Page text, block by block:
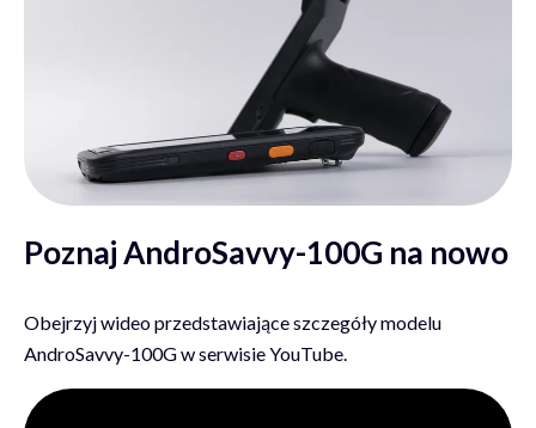
Poznaj AndroSavvy-100G na nowo
Obejrzyj wideo przedstawiające szczegóły modelu
AndroSavvy-100G w serwisie YouTube.